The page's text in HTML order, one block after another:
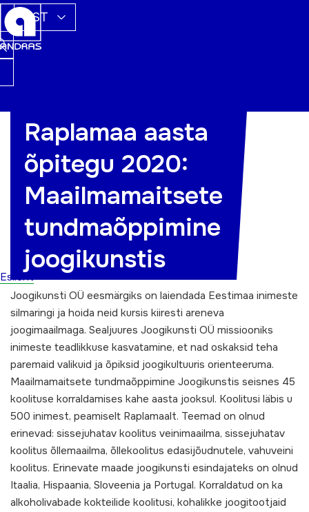
EST
Esileht
Raplamaa aasta
õpitegu 2020:
Maailmamaitsete
tundmaõppimine
joogikunstis
Joogikunsti OÜ eesmärgiks on laiendada Eestimaa inimeste
silmaringi ja hoida neid kursis kiiresti areneva
joogimaailmaga. Sealjuures Joogikunsti OÜ missiooniks
inimeste teadlikkuse kasvatamine, et nad oskaksid teha
paremaid valikuid ja õpiksid joogikultuuris orienteeruma.
Maailmamaitsete tundmaõppimine Joogikunstis seisnes 45
koolituse korraldamises kahe aasta jooksul. Koolitusi läbis u
500 inimest, peamiselt Raplamaalt. Teemad on olnud
erinevad: sissejuhatav koolitus veinimaailma, sissejuhatav
koolitus õllemaailma, õllekoolitus edasijõudnutele, vahuveini
koolitus. Erinevate maade joogikunsti esindajateks on olnud
Itaalia, Hispaania, Sloveenia ja Portugal. Korraldatud on ka
alkoholivabade kokteilide koolitusi, kohalikke joogitootjaid